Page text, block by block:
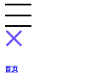
首页